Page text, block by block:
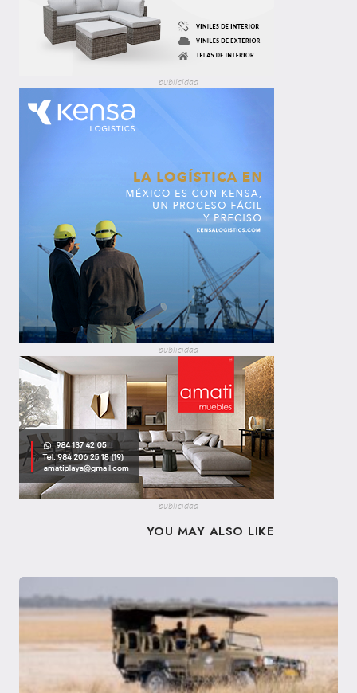
publicidad
publicidad
publicidad
YOU MAY ALSO LIKE